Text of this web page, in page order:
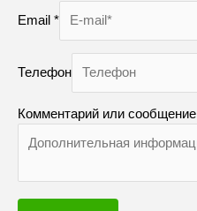
Email *
Телефон
Комментарий или сообщение